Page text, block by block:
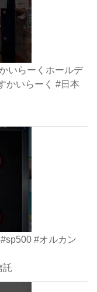
いらーくホールデ
かいらーく #日本
#オルカン
託